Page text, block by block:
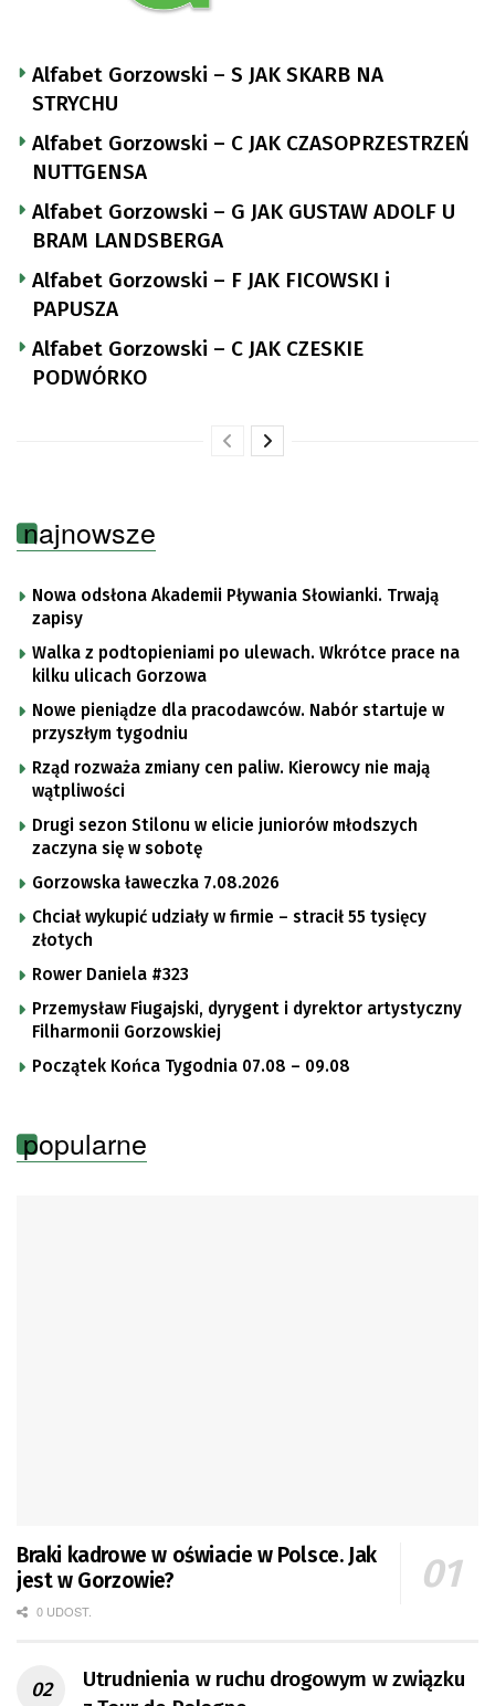
Alfabet Gorzowski – S JAK SKARB NA
STRYCHU
Alfabet Gorzowski – C JAK CZASOPRZESTRZEŃ
NUTTGENSA
Alfabet Gorzowski – G JAK GUSTAW ADOLF U
BRAM LANDSBERGA
Alfabet Gorzowski – F JAK FICOWSKI i
PAPUSZA
Alfabet Gorzowski – C JAK CZESKIE
PODWÓRKO
najnowsze
Nowa odsłona Akademii Pływania Słowianki. Trwają
zapisy
Walka z podtopieniami po ulewach. Wkrótce prace na
kilku ulicach Gorzowa
Nowe pieniądze dla pracodawców. Nabór startuje w
przyszłym tygodniu
Rząd rozważa zmiany cen paliw. Kierowcy nie mają
wątpliwości
Drugi sezon Stilonu w elicie juniorów młodszych
zaczyna się w sobotę
Gorzowska ławeczka 7.08.2026
Chciał wykupić udziały w firmie – stracił 55 tysięcy
złotych
Rower Daniela #323
Przemysław Fiugajski, dyrygent i dyrektor artystyczny
Filharmonii Gorzowskiej
Początek Końca Tygodnia 07.08 – 09.08
popularne
Braki kadrowe w oświacie w Polsce. Jak
jest w Gorzowie?
0 UDOST.
Utrudnienia w ruchu drogowym w związku